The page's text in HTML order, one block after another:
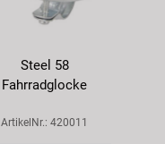
Steel 58
Fahrradglocke
ArtikelNr.: 420011